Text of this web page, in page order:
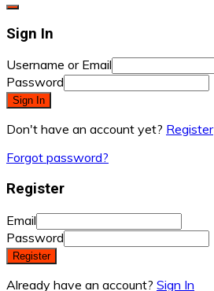
Sign In
Username or Email
Password
Sign In
Don't have an account yet? Register
Forgot password?
Register
Email
Password
Register
Already have an account? Sign In